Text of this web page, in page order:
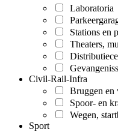
Laboratoria
Stations en
Theaters,
Civil-Rail-Infra
Bruggen en
Spoor- en
Wegen,
Sport